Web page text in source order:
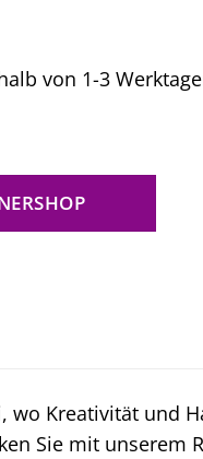
von 1-3
Kreativität und
Sie mit unserem